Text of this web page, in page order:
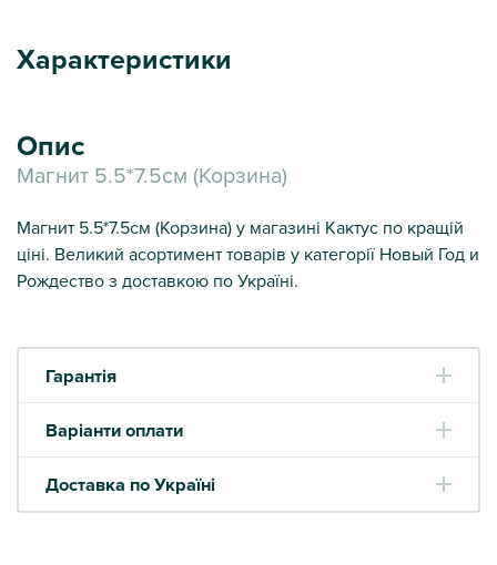
Характеристики
Опис
Магнит 5.5*7.5см (Корзина)
Магнит 5.5*7.5см (Корзина) у магазині Кактус по кращій
ціні. Великий асортимент товарів у категорії Новый Год и
Рождество з доставкою по Україні.
Гарантія
Варіанти оплати
Доставка по Україні